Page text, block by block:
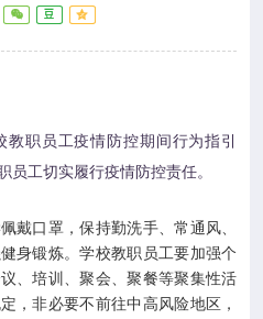

职员工疫情防控期间行为指引
员工切实履行疫情防控责任。
口罩，保持勤洗手、常通风、
身锻炼。学校教职员工要加强个
、培训、聚会、聚餐等聚集性活
，非必要不前往中高风险地区，